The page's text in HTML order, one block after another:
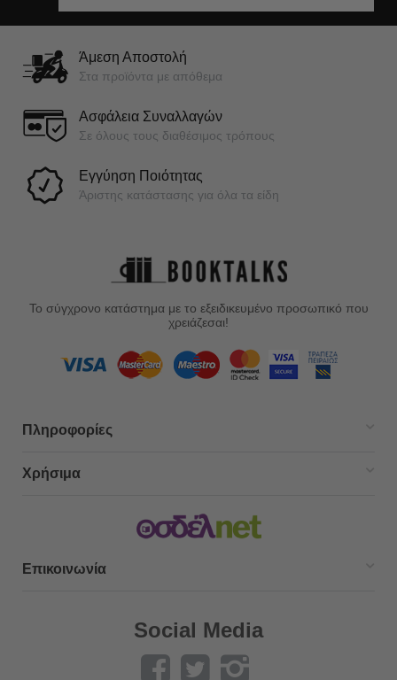
Άμεση Αποστολή
Στα προϊόντα με απόθεμα
Ασφάλεια Συναλλαγών
Σε όλους τους διαθέσιμος τρόπους
Εγγύηση Ποιότητας
Άριστης κατάστασης για όλα τα είδη
Το σύγχρονο κατάστημα με το εξειδικευμένο προσωπικό που
χρειάζεσαι!
Πληροφορίες
Χρήσιμα
Επικοινωνία
Social Media